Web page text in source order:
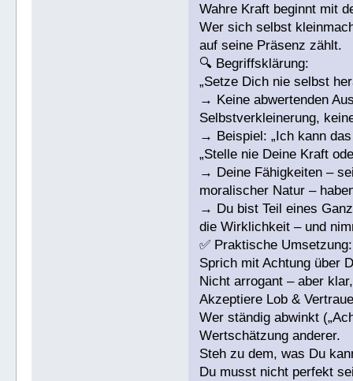
Wahre Kraft beginnt mit
Wer sich selbst
auf seine Präsenz zählt.
🔍 Begriffsklärung:
„Setze Dich nie selbst
→ Keine abwertenden
Selbstverkleinerung,
→ Beispiel: „Ich kann das
„Stelle nie Deine Kraft
→ Deine Fähigkeiten –
moralischer Natur –
→ Du bist Teil eines
die Wirklichkeit – und
✅ Praktische Umsetzung:
Sprich mit Achtung über
Nicht arrogant – aber
Akzeptiere Lob &
Wer ständig abwinkt
Wertschätzung anderer.
Steh zu dem, was Du
Du musst nicht perfekt